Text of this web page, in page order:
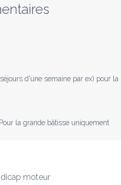
d'une semaine par ex) pour
la grande bâtisse uniquement
moteur